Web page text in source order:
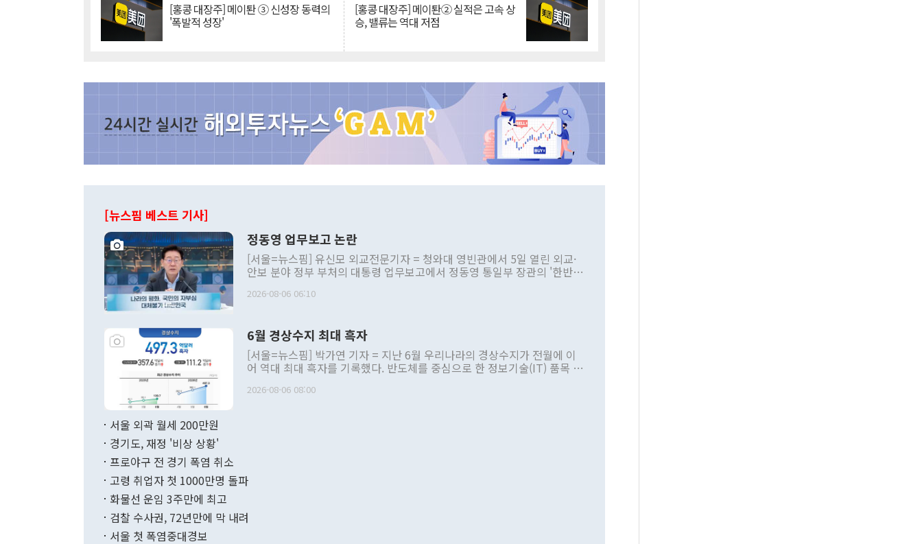
[홍콩 대장주] 메이퇀 ③ 신성장 동력의
'폭발적 성장'
[홍콩 대장주] 메이퇀② 실적은 고속 상
승, 밸류는 역대 저점
[뉴스핌 베스트 기사]
정동영 업무보고 논란
[서울=뉴스핌] 유신모 외교전문기자 = 청와대 영빈관에서 5일 열린 외교·
안보 분야 정부 부처의 대통령 업무보고에서 정동영 통일부 장관의 '한반도
발언 중에는 정부 내 조율을 거치지 않은 사안을 정책으로 추진하겠다고 공
주의적 희망에 근거한 비현실적 구상'이라는 비판을 내놨다. 그동안 정 장
관의 대북 정책 관련 발언이 물의를 빚은 적은 여러 번 있지만 대통령과 유
관 부처 장관이 공개적으로 부정적 입장을 표명한 것은 이례적이다. 정 장
관의 무리한 대북 접근법과 월권을 제어해야 한다는 목소리도 높아지고 있
다. [정동영 통일부 장관이 지난달 23일 오후 서울 종로구 정부서울청사에
무너졌다고도 했다. 또 "현 시점에서 흘러간 선(先)비핵화만 되뇌는 것은
함께 4자 대화의 동력을 확보하기 위해 최선을 다할 것"이라고 말했다. 하
2026-08-06 06:10
6월 경상수지 최대 흑자
[서울=뉴스핌] 박가연 기자 = 지난 6월 우리나라의 경상수지가 전월에 이
어 역대 최대 흑자를 기록했다. 반도체를 중심으로 한 정보기술(IT) 품목 수
료=한국은행] 한국은행이 6일 발표한 '2026년 6월 국제수지(잠정)'에 따르
며 월간 기준 처음으로 1000억달러를 넘어섰다. 상품수입은 644억8000만
196.9% 급증했고 컴퓨터·주변기기(SSD)는 282.7% 증가했다. IT 품목
수출은 160.4% 늘었으며 비IT 품목도 ▲석유제품(47.5%) ▲화공품
2026-08-06 08:00
서울 외곽 월세 200만원
경기도, 재정 '비상 상황'
프로야구 전 경기 폭염 취소
고령 취업자 첫 1000만명 돌파
화물선 운임 3주만에 최고
검찰 수사권, 72년만에 막 내려
서울 첫 폭염중대경보